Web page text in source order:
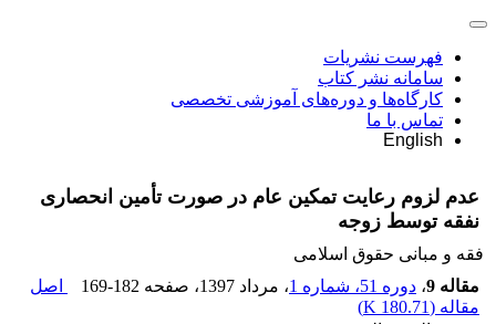
فهرست نشریات
سامانه نشر کتاب
کارگاه‌ها و دوره‌های آموزشی تخصصی
تماس با ما
English
عدم لزوم رعایت تمکین عام در صورت تأمین انحصاری
نفقه توسط زوجه
فقه و مبانی حقوق اسلامی
مقاله 9
، دوره 51، شماره 1 ، مرداد 1397 ، صفحه 169-182
اصل
مقاله (180.71 K
)